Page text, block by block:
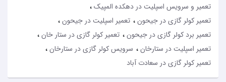
تعمیر و سرویس اسپلیت در دهکده المپیک
تعمیر کولر گازی در جیحون
تعمیر اسپلیت در جیحون
تعمیر برد کولر گازی در جیحون
تعمیر کولر گازی در ستار خان
تعمیر اسپلیت در ستارخان
سرویس کولر گازی در ستارخان
تعمیر کولر گازی در سعادت آباد